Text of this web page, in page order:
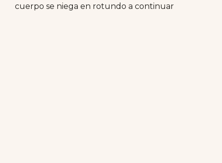
cuerpo se niega en rotundo a continuar